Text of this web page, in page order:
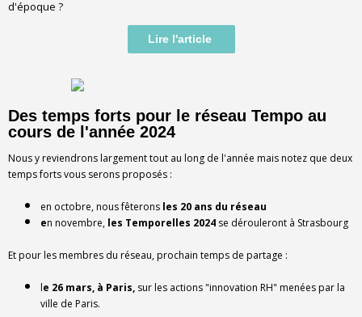
d'époque ?
Lire l'article
Des temps forts pour le réseau Tempo au
cours de l'année 2024
Nous y reviendrons largement tout au long de l'année mais notez que deux
temps forts vous serons proposés :
en octobre, nous fêterons les 20 ans du réseau
en novembre, les Temporelles 2024 se dérouleront à Strasbourg
Et pour les membres du réseau, prochain temps de partage :
le 26 mars, à Paris, sur les actions "innovation RH" menées par la
ville de Paris.